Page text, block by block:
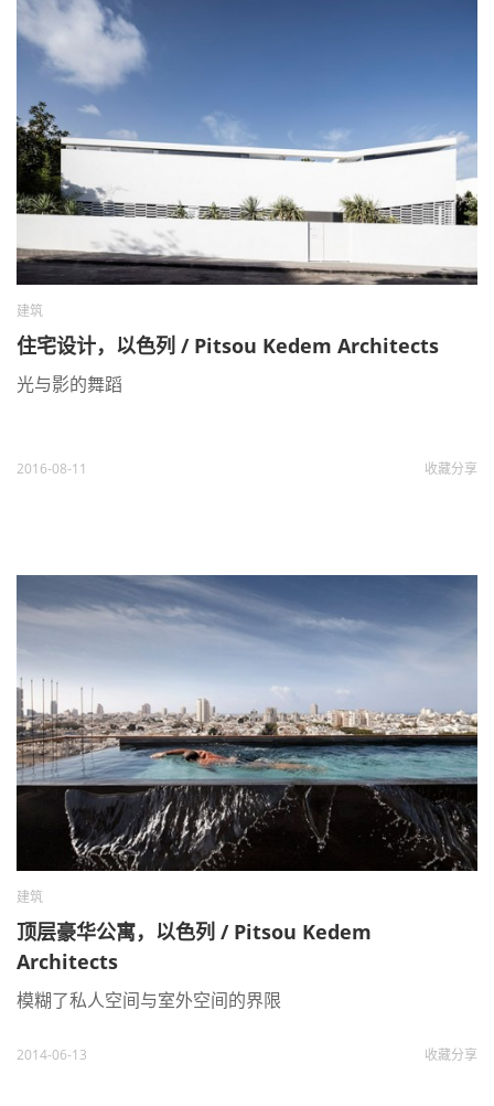
建筑
住宅设计，以色列 / Pitsou Kedem Architects
光与影的舞蹈
2016-08-11 收藏分享
建筑
顶层豪华公寓，以色列 / Pitsou Kedem
Architects
模糊了私人空间与室外空间的界限
2014-06-13 收藏分享